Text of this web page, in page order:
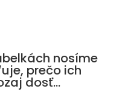
nosíme
prečo ich
dosť…